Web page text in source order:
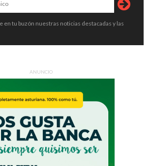
en tu buzón nuestras noticias destacadas y las
ANUNCIO